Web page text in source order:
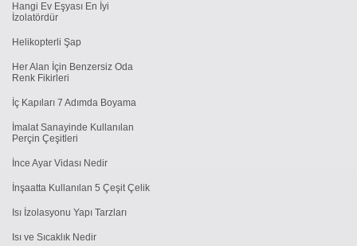
Hangi Ev Eşyası En İyi
İzolatördür
Helikopterli Şap
Her Alan İçin Benzersiz Oda
Renk Fikirleri
İç Kapıları 7 Adımda Boyama
İmalat Sanayinde Kullanılan
Perçin Çeşitleri
İnce Ayar Vidası Nedir
İnşaatta Kullanılan 5 Çeşit Çelik
Isı İzolasyonu Yapı Tarzları
Isı ve Sıcaklık Nedir